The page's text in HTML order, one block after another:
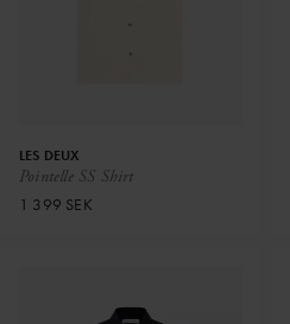
Pointelle SS Shirt
LES DEUX
1 399 SEK